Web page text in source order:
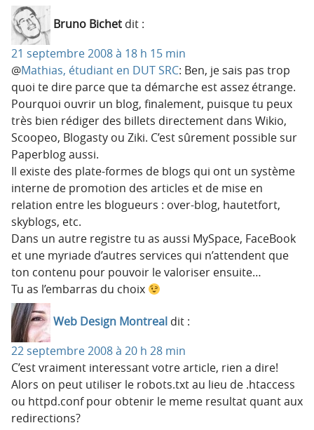
Bruno Bichet dit :
21 septembre 2008 à 18 h 15 min
@Mathias, étudiant en DUT SRC: Ben, je sais pas trop
quoi te dire parce que ta démarche est assez étrange.
Pourquoi ouvrir un blog, finalement, puisque tu peux
très bien rédiger des billets directement dans Wikio,
Scoopeo, Blogasty ou Ziki. C’est sûrement possible sur
Paperblog aussi.
Il existe des plate-formes de blogs qui ont un système
interne de promotion des articles et de mise en
relation entre les blogueurs : over-blog, hautetfort,
skyblogs, etc.
Dans un autre registre tu as aussi MySpace, FaceBook
et une myriade d’autres services qui n’attendent que
ton contenu pour pouvoir le valoriser ensuite…
Tu as l’embarras du choix
Web Design Montreal dit :
22 septembre 2008 à 20 h 28 min
C’est vraiment interessant votre article, rien a dire!
Alors on peut utiliser le robots.txt au lieu de .htaccess
ou httpd.conf pour obtenir le meme resultat quant aux
redirections?